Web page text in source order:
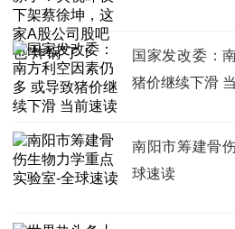
国家发改委：
猪价继续下滑
南阳市筹建骨
球速读